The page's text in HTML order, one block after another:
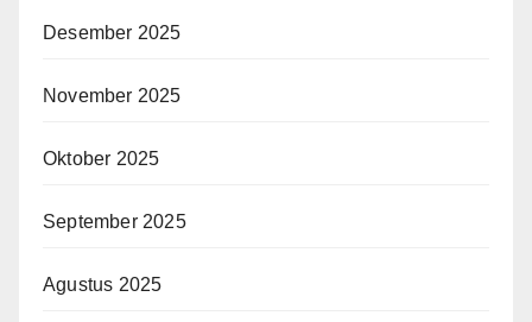
Desember 2025
November 2025
Oktober 2025
September 2025
Agustus 2025